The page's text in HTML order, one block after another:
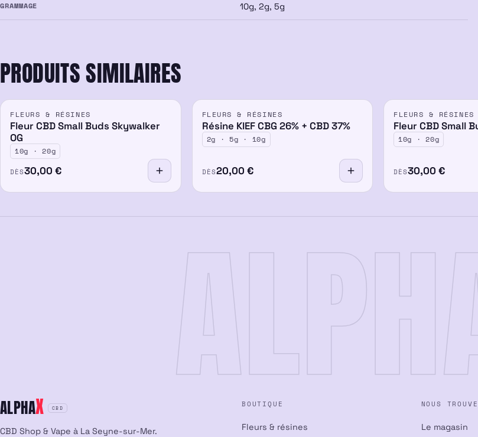
GRAMMAGE 10g, 2g, 5g
PRODUITS SIMILAIRES
FLEURS & RÉSINES
Fleur CBD Small Buds Skywalker
OG
10g · 20g
DÈS30,00€
26%
FLEURS & RÉSINES
Résine KIEF CBG 26% + CBD 37%
2g · 5g · 10g
DÈS20,00 €
FLEURS & RÉSINES
Fleur CBD Small
10g · 20g
DÈS30,00€
ALPHAX CBD
CBD Shop & Vape à La Seyne-sur-Mer.
BOUTIQUE
Fleurs & résines
NOUS
Le magasin